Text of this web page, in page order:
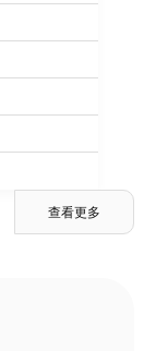
查看更多